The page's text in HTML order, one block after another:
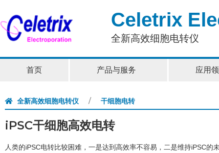
Celetrix
全新高效细胞电转仪
首页 产品与服务 应用
全新高效细胞电转仪 干细胞电转
iPSC干细胞高效电转
人类的iPSC电转比较困难，一是达到高效率不容易，二是维持iPSC